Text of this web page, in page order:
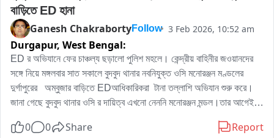
বাড়িতে ED হানা
Ganesh ChakrabortyFollow 3 Feb 2026, 10:52 am
Durgapur, West Bengal:
ED র অভিযানে ফের চাঞ্চল্য ছড়ালো পুলিশ মহলে। কেন্দ্রীয় বাহিনীর জওয়ানদের
সঙ্গে নিয়ে মঙ্গলবার সাত সকালে বুদবুদ থানার নবনিযুক্ত ওসি মনোরঞ্জন মণ্ডলের
দুর্গাপুরের   অম্বুজার বাড়িতে EDআধিকারিকরা  টানা তল্লাশি অভিযান শুরু করে।
জানা গেছে বুদবুদ থানার ওসি র দায়িত্ব এখনো নেননি মনোরঞ্জন মন্ডল।তার আগেই
বর্ধমান জেলার পুলিশ মহলে ব্যাপক চাঞ্চল্য ছড়িয়ে পড়ে। যদিও ED আধিকারিকরা
0 0 Share Report